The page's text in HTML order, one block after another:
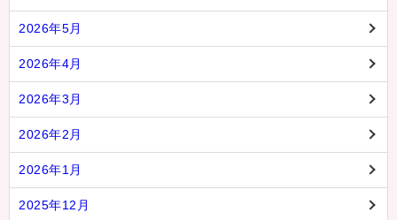
2026年5月
2026年4月
2026年3月
2026年2月
2026年1月
2025年12月